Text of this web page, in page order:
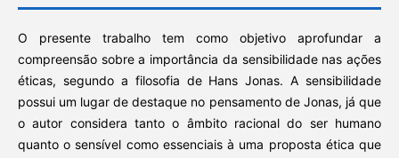
O presente trabalho tem como objetivo aprofundar a
compreensão sobre a importância da sensibilidade nas ações
éticas, segundo a filosofia de Hans Jonas. A sensibilidade
possui um lugar de destaque no pensamento de Jonas, já que
o autor considera tanto o âmbito racional do ser humano
quanto o sensível como essenciais à uma proposta ética que